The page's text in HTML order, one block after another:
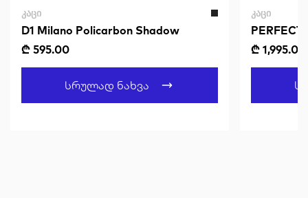
ᲙᲐᲪᲘ
D1 Milano Policarbon Shadow
₾ 595.00
Სრულად Ნახვა
ᲙᲐᲪᲘ
₾ 1,995.00